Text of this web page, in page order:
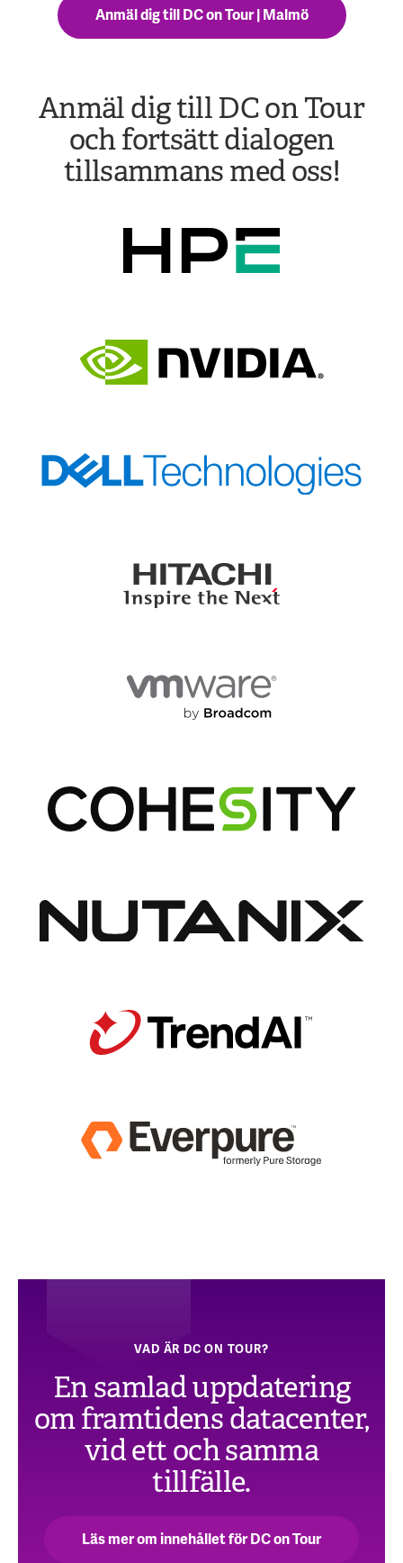
Anmäl dig till DC on Tour | Malmö
Anmäl dig till DC on Tour
och fortsätt dialogen
tillsammans med oss!
VAD ÄR DC ON TOUR?
En samlad uppdatering
om framtidens datacenter,
vid ett och samma
tillfälle.
Läs mer om innehållet för DC on Tour